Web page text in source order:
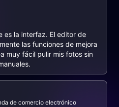
es la interfaz. El editor de
las funciones de mejora
muy fácil pulir mis fotos sin
de comercio electrónico